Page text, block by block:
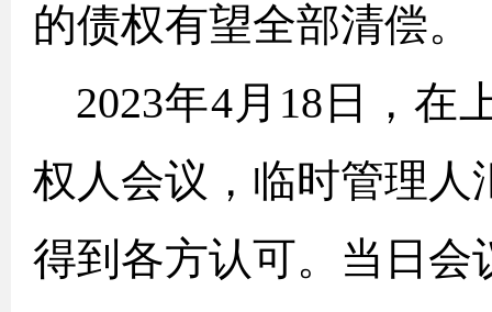
的债权有望全部清偿。
2023年4月18日，在
权人会议，临时管理人
得到各方认可。当日会